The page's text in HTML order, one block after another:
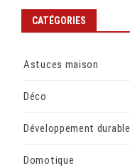
CATÉGORIES
Astuces maison
Déco
Développement durable
Domotique